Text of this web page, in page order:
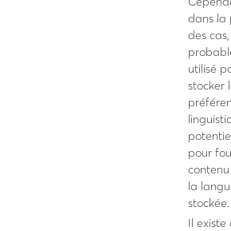
dans la
des
utilisé
stocker
pour
la
stockée.
Il existe